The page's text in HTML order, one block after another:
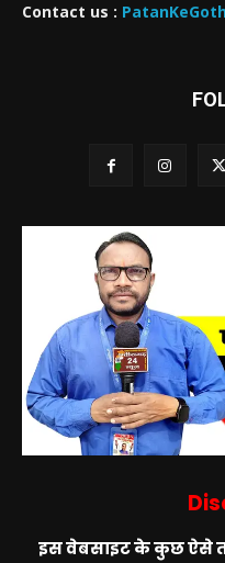
Contact us :
इस वेबसाइट के कुछ ऐसे